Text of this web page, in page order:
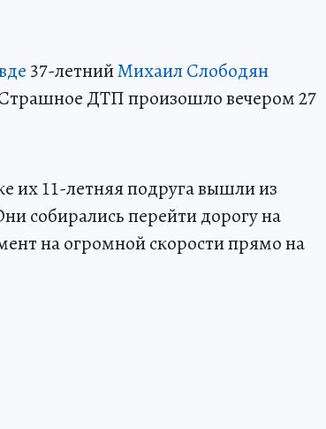
37-летнийМихаил Слободян
Страшное ДТП произошло вечером 27
их 11-летняя подруга вышли из
собирались перейти дорогу на
на огромной скорости прямо на